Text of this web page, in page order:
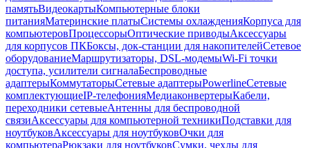
памятьВидеокартыКомпьютерные блоки
питанияМатеринские платыСистемы охлажденияКорпуса для
компьютеровПроцессорыОптические приводыАксессуары
для корпусов ПКБоксы, док-станции для накопителейСетевое
оборудованиеМаршрутизаторы, DSL-модемыWi-Fi точки
доступа, усилители сигналаБеспроводные
адаптерыКоммутаторыСетевые адаптерыPowerlineСетевые
комплектующиеIP-телефонияМедиаконвертерыКабели,
переходники сетевыеАнтенны для беспроводной
связиАксессуары для компьютерной техникиПодставки для
ноутбуковАксессуары для ноутбуковОчки для
компьютераРюкзаки для ноутбуковСумки, чехлы для